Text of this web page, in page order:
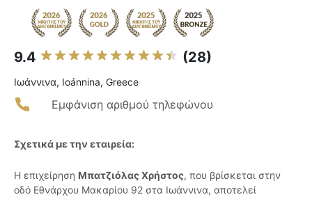
9.4 (28)
Ιωάννινα, Ioánnina, Greece
Εμφάνιση αριθμού τηλεφώνου
Σχετικά με την εταιρεία:
Η επιχείρηση Μπατζιόλας Χρήστος, που βρίσκεται στην
οδό Εθνάρχου Μακαρίου 92 στα Ιωάννινα, αποτελεί